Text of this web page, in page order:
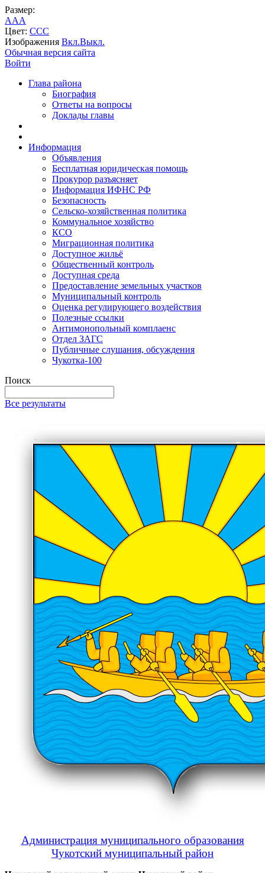
Размер:
AAA
Цвет: CCC
Изображения Вкл.Выкл.
Обычная версия сайта
Войти
Глава района
Биография
Ответы на вопросы
Доклады главы
Информация
Объявления
Бесплатная юридическая помощь
Прокурор разъясняет
Информация ИФНС РФ
Безопасность
Сельско-хозяйственная политика
Коммунальное хозяйство
КСО
Миграционная политика
Доступное жильё
Общественный контроль
Доступная среда
Предоставление земельных участков
Муниципальный контроль
Оценка регулирующего воздействия
Полезные ссылки
Антимонопольный комплаенс
Отдел ЗАГС
Публичные слушания, обсуждения
Чукотка-100
Поиск
Все результаты
Администрация муниципального образования
Чукотский муниципальный район